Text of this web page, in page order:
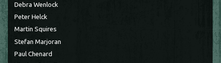
Debra Wenlock
Peter Helck
Martin Squires
Stefan Marjoran
Paul Chenard